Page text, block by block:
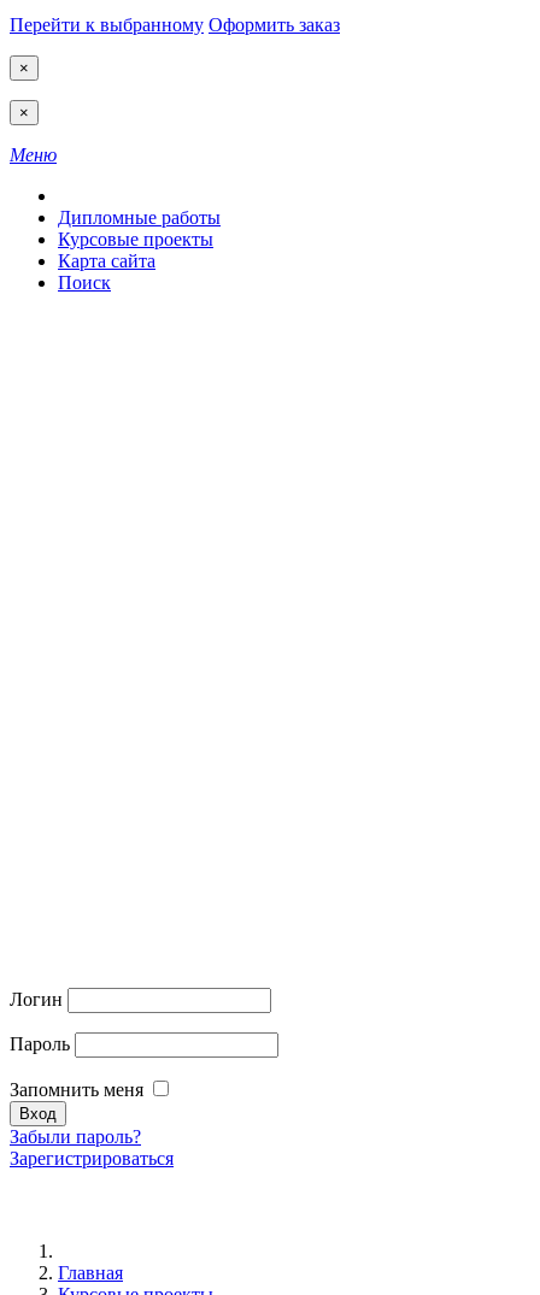
Перейти к выбранному Оформить заказ
×
×
Меню
Дипломные работы
Курсовые проекты
Карта сайта
Поиск
Логин
Пароль
Запомнить меня
Забыли пароль?
Зарегистрироваться
Главная